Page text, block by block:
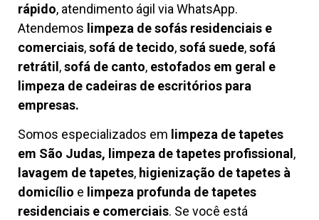
rápido, atendimento ágil via WhatsApp.
Atendemos limpeza desofás residenciais e
comerciais,sofá de tecido,sofá suede,sofá
retrátil,sofá de canto, estofados em geral e
limpeza de cadeiras de escritórios para
empresas.
Somos especializados em limpeza de tapetes
em São Judas, limpeza de tapetes profissional ,
lavagem de tapetes, higienização de tapetes à
domicílio e limpeza profunda de tapetes
residenciais e comerciais. Se você está